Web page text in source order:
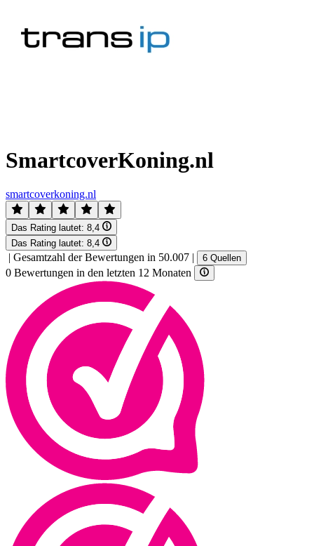
SmartcoverKoning.nl
smartcoverkoning.nl
Das Rating lautet: 8,4
Das Rating lautet: 8,4
| Gesamtzahl der Bewertungen in 50.007 | 6 Quellen
0 Bewertungen in den letzten 12 Monaten